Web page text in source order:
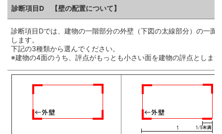
診断項目D 【壁の配置について】
診断項目Dでは、建物の一階部分の外壁（下図の太線部分）の一面
します。
下記の3種類から選んでください。
※建物の4面のうち、評点がもっとも小さい面を建物の評点としま